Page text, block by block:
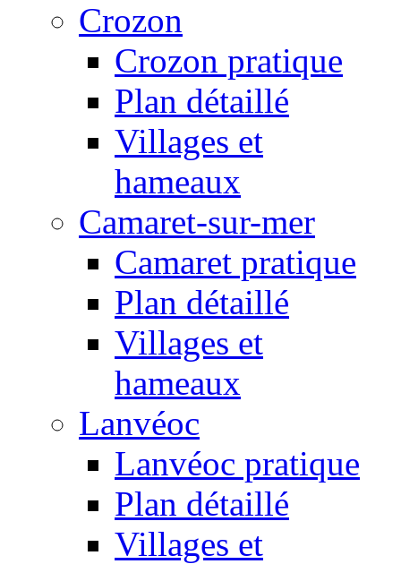
Crozon
Crozon pratique
Plan détaillé
Villages et
hameaux
Camaret-sur-mer
Camaret pratique
Plan détaillé
Villages et
hameaux
Lanvéoc
Lanvéoc pratique
Plan détaillé
Villages et